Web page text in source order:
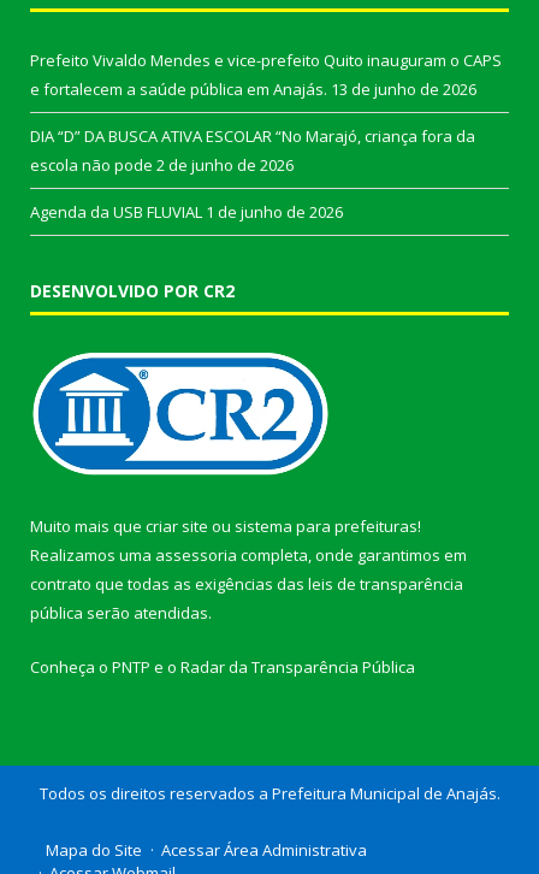
Prefeito Vivaldo Mendes e vice-prefeito Quito inauguram o CAPS
e fortalecem a saúde pública em Anajás. 13 de junho de 2026
DIA “D” DA BUSCA ATIVA ESCOLAR “No Marajó, criança fora da
escola não pode 2 de junho de 2026
Agenda da USB FLUVIAL 1 de junho de 2026
DESENVOLVIDO POR CR2
Muito mais que criar site ou sistema para prefeituras!
Realizamos uma assessoria completa, onde garantimos em
contrato que todas as exigências das leis de transparência
pública serão atendidas.
Conheça o PNTP e o Radar da Transparência Pública
Todos os direitos reservados a Prefeitura Municipal de Anajás.
Mapa do Site
Acessar Área Administrativa